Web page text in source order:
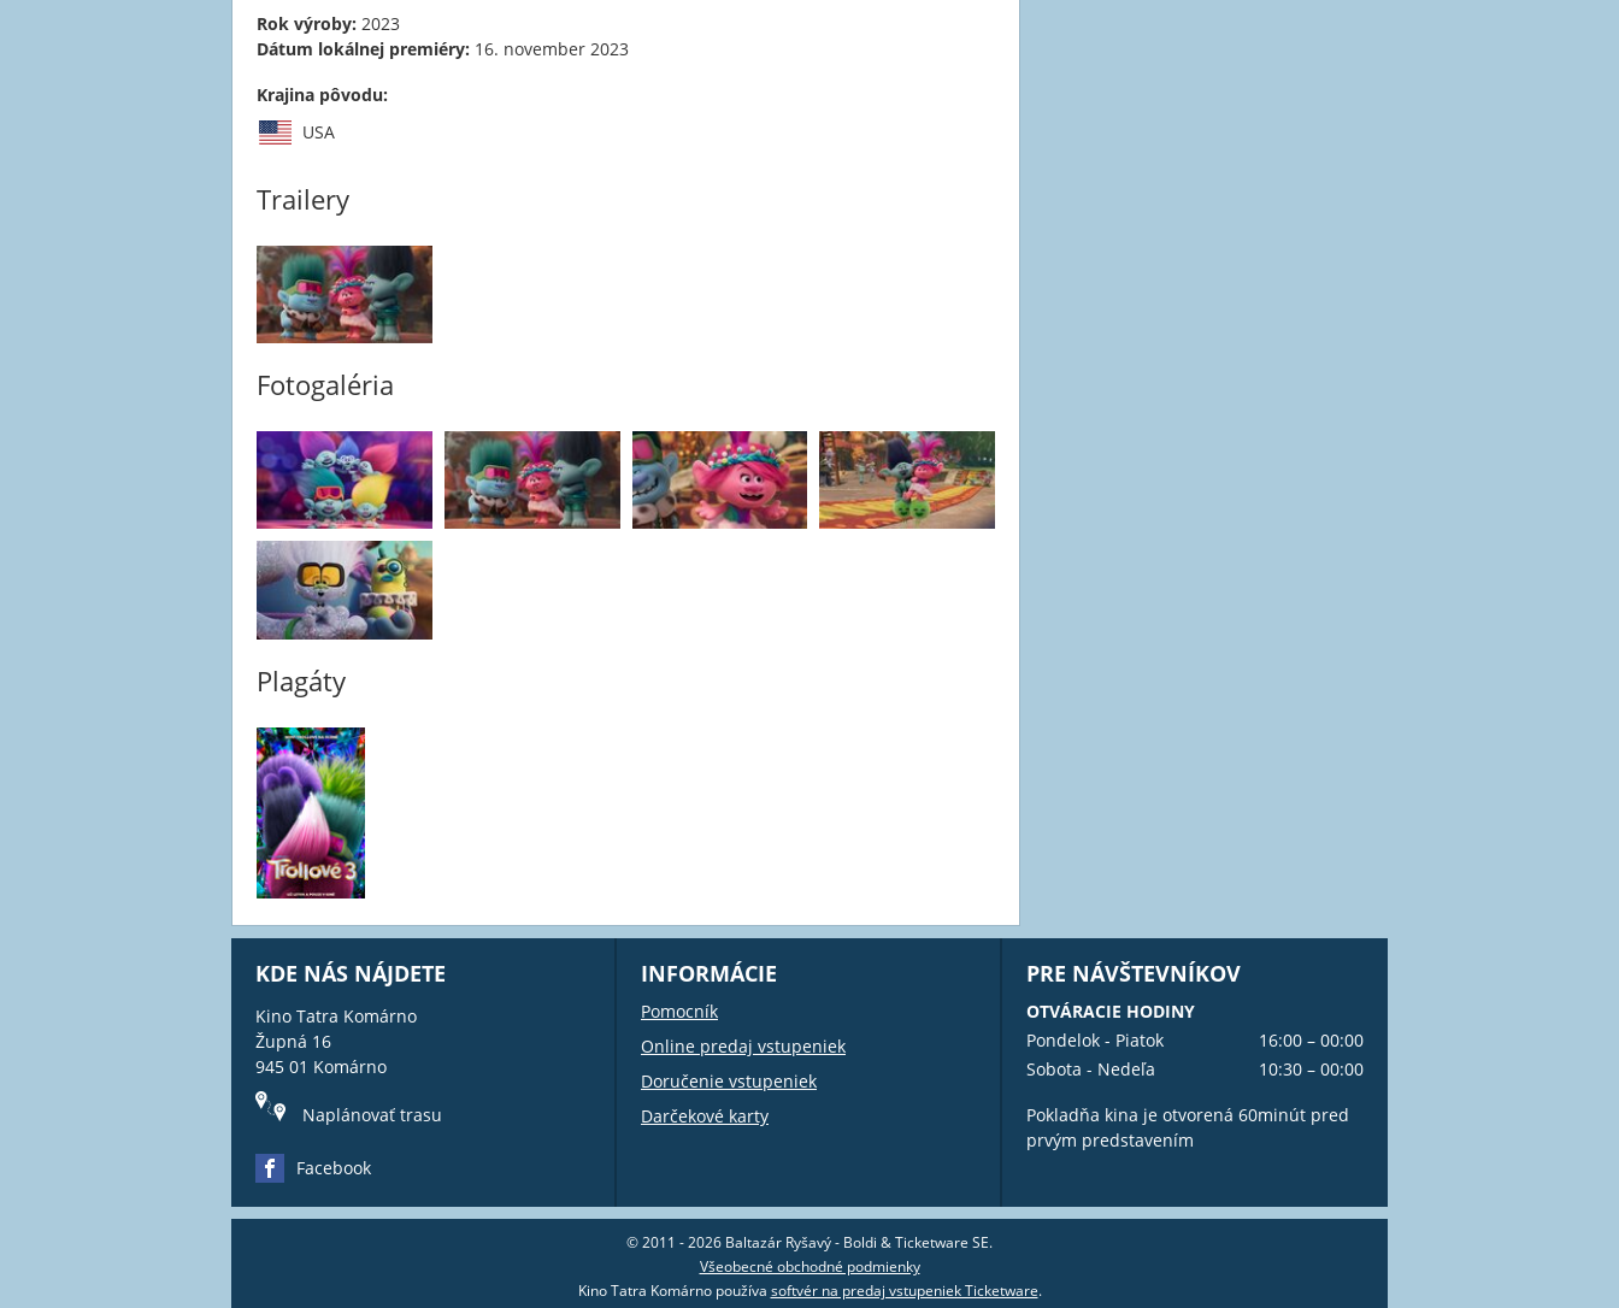
Rok výroby: 2023
Dátum lokálnej premiéry: 16. november 2023
Krajina pôvodu:
USA
Trailery
Fotogaléria
Plagáty
KDE NÁS NÁJDETE
Kino Tatra Komárno
Župná 16
945 01 Komárno
Naplánovať trasu
Facebook
INFORMÁCIE
Pomocník
Online predaj vstupeniek
Doručenie vstupeniek
Darčekové karty
PRE NÁVŠTEVNÍKOV
OTVÁRACIE HODINY
Pondelok - Piatok
16:00 – 00:00
Sobota - Nedeľa
10:30 – 00:00
Pokladňa kina je otvorená 60minút pred
prvým predstavením
© 2011 - 2026 Baltazár Ryšavý - Boldi & Ticketware SE.
Všeobecné obchodné podmienky
Kino Tatra Komárno používa softvér na predaj vstupeniek Ticketware.